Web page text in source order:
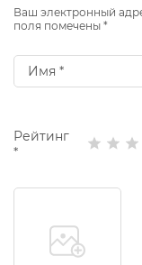
Ваш электронный
поля помечены *
Рейтинг
*